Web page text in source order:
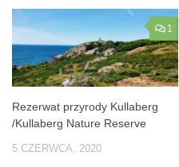
1
Rezerwat przyrody Kullaberg
/Kullaberg Nature Reserve
5 CZERWCA, 2020